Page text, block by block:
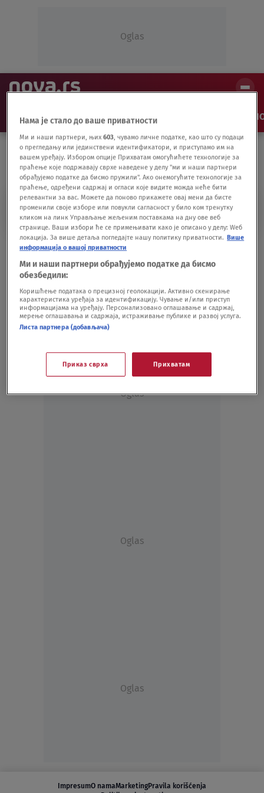
Oglas
NAJNOVIJE VESTI SHOW
UVOZNICI
Skočila prodaja elektrifikovanih vozila u
Srbiji, ali subvencija više nema
Ograničen maksimalan uvoz vina po
jednom uvozniku
BIZNIS17.12.20.
Oglas
Oglas
Oglas
ImpresumO namaMarketingPravila korišćenja
Нама је стало до ваше приватности
Ми и наши партнери, њих603, чувамо личне податке, као што су подаци
о прегледању или јединствени идентификатори, и приступамо им на
вашем уређају. Избором опције Прихватам омогућићете технологије за
праћење које подржавају сврхе наведене у делу "ми и наши партнери
обрађујемо податке да бисмо пружили". Ако онемогућите технологије за
праћење, одређени садржај и огласи које видите можда неће бити
релевантни за вас. Можете да поново прикажете овај мени да бисте
променили своје изборе или повукли сагласност у било ком тренутку
кликом на линк Управљање жељеним поставкама на дну ове веб
странице. Ваши избори ће се примењивати како је описано у делу: Wеб
локација. За више детаља погледајте нашу политику приватности. Више
информација о вашој приватности
Ми и наши партнери обрађујемо податке да бисмо
обезбедили:
Коришћење података о прецизној геолокацији. Активно скенирање
карактеристика уређаја за идентификацију. Чување и/или приступ
информацијама на уређају. Персонализовано оглашавање и садржај,
мерење оглашавања и садржаја, истраживање публике и развој услуга.
Листа партнера (добављача)
Приказ сврха Прихватам